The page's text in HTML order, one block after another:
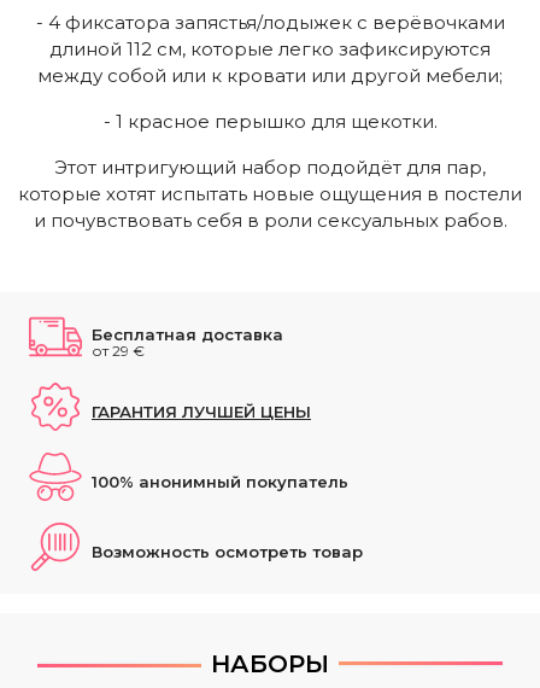
- 4 фиксатора запястья/лодыжек с верёвочками
длиной 112 см, которые легко зафиксируются
между собой или к кровати или другой мебели;
- 1 красное перышко для щекотки.
Этот интригующий набор подойдёт для пар,
которые хотят испытать новые ощущения в постели
и почувствовать себя в роли сексуальных рабов.
Бесплатная доставка
от 29 €
ГАРАНТИЯ ЛУЧШЕЙ ЦЕНЫ
100% анонимный покупатель
Возможность осмотреть товар
НАБОРЫ